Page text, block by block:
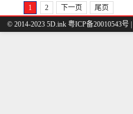
1 2 下一页
尾页
© 2014-2023 5D.ink 粤ICP备20010543号 |